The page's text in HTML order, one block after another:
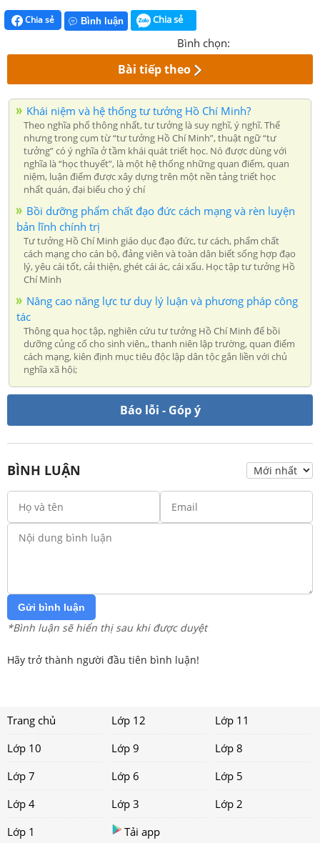
Chia sẻ Bình luận Chia sẻ
Bình chọn:
Bài tiếp theo
Khái niệm và hệ thống tư tưởng Hồ Chí Minh?
Theo nghĩa phổ thông nhất, tư tưởng là suy nghĩ, ý nghĩ. Thế
nhưng trong cụm từ “tư tưởng Hồ Chí Minh”, thuật ngữ “tư
tưởng” có ý nghĩa ở tầm khái quát triết học. Nó được dùng với
nghĩa là “học thuyết”, là một hệ thống những quan điểm, quan
niệm, luận điểm được xây dựng trên một nền tảng triết học
nhất quán, đại biểu cho ý chí
Bồi dưỡng phẩm chất đạo đức cách mạng và rèn luyện
bản lĩnh chính trị
Tư tưởng Hồ Chí Minh giáo dục đạo đức, tư cách, phẩm chất
cách mạng cho cán bộ, đảng viên và toàn dân biết sống hợp đạo
lý, yêu cái tốt, cải thiện, ghét cái ác, cái xấu. Học tập tư tưởng Hồ
Chí Minh
Nâng cao năng lực tư duy lý luận và phương pháp công
tác
Thông qua học tập, nghiên cứu tư tưởng Hồ Chí Minh để bồi
dưỡng củng cố cho sinh viên,, thanh niên lập trường, quan điểm
cách mạng, kiên định mục tiêu độc lập dân tộc gắn liền với chủ
nghĩa xã hội;
Báo lỗi - Góp ý
BÌNH LUẬN
Gửi bình luận
*Bình luận sẽ hiển thị sau khi được duyệt
Hãy trở thành người đầu tiên bình luận!
Trang chủ Lớp 12
Lớp 11
Lớp 10
Lớp 9
Lớp 8
Lớp 7
Lớp 6
Lớp 5
Lớp 4
Lớp 3
Lớp 2
Lớp 1
Tải app